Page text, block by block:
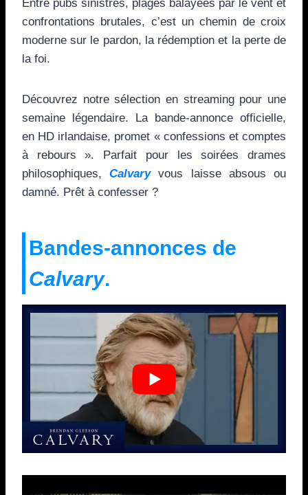
Entre pubs sinistres, plages balayées par le vent et
confrontations brutales, c’est un chemin de croix
moderne sur le pardon, la rédemption et la perte de
la foi.
Découvrez notre sélection en streaming pour une
semaine légendaire. La bande-annonce officielle,
en HD irlandaise, promet « confessions et comptes
à rebours ». Parfait pour les soirées drames
philosophiques,Calvaryvous laisse absous ou
damné. Prêt à confesser ?
Bandes-annonces de
Calvary.